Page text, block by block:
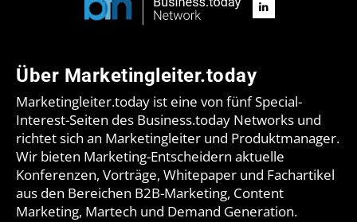
Über Marketingleiter.today
Marketingleiter.today ist eine von fünf Special-
Interest-Seiten des Business.today Networks und
richtet sich an Marketingleiter und Produktmanager.
Wir bieten Marketing-Entscheidern aktuelle
Konferenzen, Vorträge, Whitepaper und Fachartikel
aus den Bereichen B2B-Marketing, Content
Marketing, Martech und Demand Generation.